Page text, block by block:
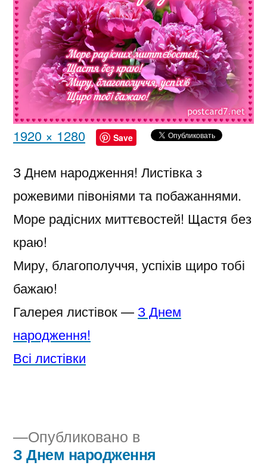
Полный
1920 × 1280 Save
З Днем народження! Листівка з
рожевими півоніями та побажаннями.
Море радісних миттєвостей! Щастя без
краю!
Миру, благополуччя, успіхів щиро тобі
бажаю!
Галерея листівок — З Днем
народження!
Всі листівки
Навигация
Опубликовано в
З Днем народження